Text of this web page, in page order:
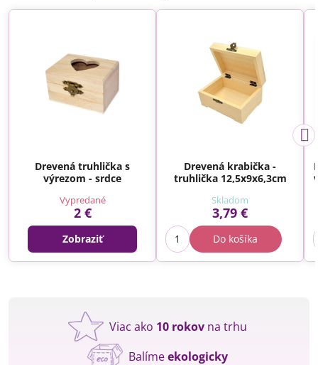
Drevená truhlička s
výrezom - srdce
Vypredané
2 €
Zobraziť
Drevená krabička -
truhlička 12,5x9x6,3cm
Skladom
3,79 €
Do košíka
Viac ako 10 rokov na trhu
Balímeekologicky